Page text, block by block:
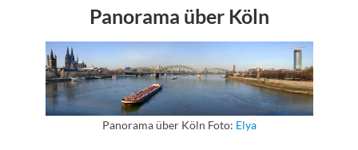
Panorama über Köln
Panorama über Köln Foto: Elya